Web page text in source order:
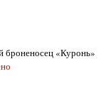
броненосец «Куронь»